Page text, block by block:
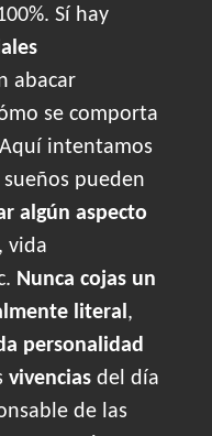
Sí hay
abacar
se comporta
Aquí intentamos
pueden
algún aspecto
, vida
Nunca cojas un
literal,
personalidad
vivencias del día
de las